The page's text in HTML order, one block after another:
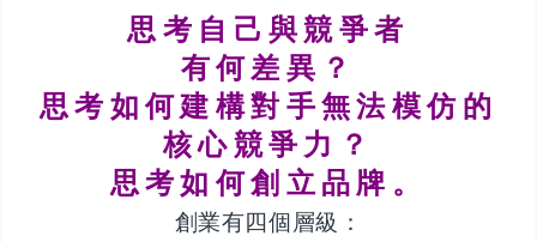
思考自己與競爭者
有何差異？
思考如何建構對手無法模仿的
核心競爭力？
思考如何創立品牌。
創業有四個層級：